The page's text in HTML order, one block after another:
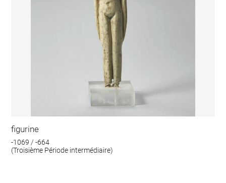
figurine
-1069 / -664
(Troisième Période intermédiaire)